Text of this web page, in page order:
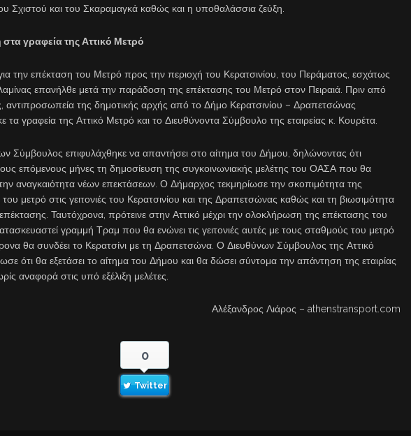
Σχιστού και του Σκαραμαγκά καθώς και η υποθαλάσσια ζεύξη.
γραφεία της Αττικό Μετρό
την επέκταση του Μετρό προς την περιοχή του Κερατσινίου, του Περάματος, εσχάτως
επανήλθε μετά την παράδοση της επέκτασης του Μετρό στον Πειραιά. Πριν από
αντιπροσωπεία της δημοτικής αρχής από το Δήμο Κερατσινίου – Δραπετσώνας
τα γραφεία της Αττικό Μετρό και το Διευθύνοντα Σύμβουλο της εταιρείας κ. Κουρέτα.
Σύμβουλος επιφυλάχθηκε να απαντήσει στο αίτημα του Δήμου, δηλώνοντας ότι
επόμενους μήνες τη δημοσίευση της συγκοινωνιακής μελέτης του ΟΑΣΑ που θα
την αναγκαιότητα νέων επεκτάσεων. Ο Δήμαρχος τεκμηρίωσε την σκοπιμότητα της
μετρό στις γειτονιές του Κερατσινίου και της Δραπετσώνας καθώς και τη βιωσιμότητα
Ταυτόχρονα, πρότεινε στην Αττικό μέχρι την ολοκλήρωση της επέκτασης του
γραμμή Τραμ που θα ενώνει τις γειτονιές αυτές με τους σταθμούς του μετρό
θα συνδέει το Κερατσίνι με τη Δραπετσώνα. Ο Διευθύνων Σύμβουλος της Αττικό
ότι θα εξετάσει το αίτημα του Δήμου και θα δώσει σύντομα την απάντηση της εταιρίας
αναφορά στις υπό εξέλιξη μελέτες.
Αλέξανδρος Λιάρος – athenstransport.com
0
Twitter